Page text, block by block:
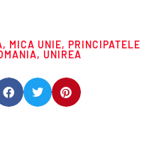
, MICA UNIE, PRINCIPATELE
, UNIREA